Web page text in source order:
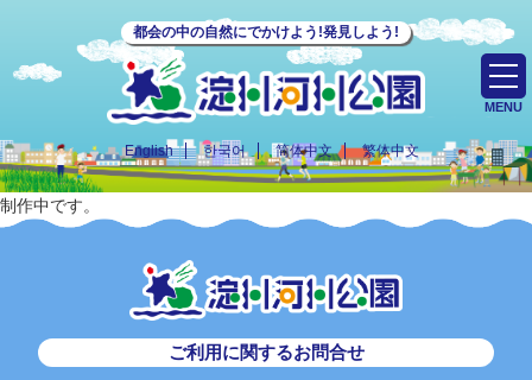
都会の中の自然にでかけよう!発見しよう!
English 한국어 简体中文 繁体中文
MENU
制作中です。
ご利用に関するお問合せ